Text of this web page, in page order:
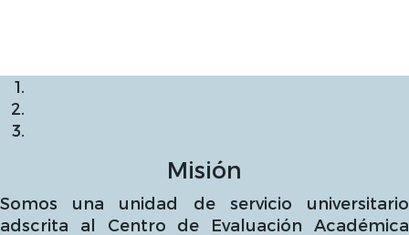
Misión
Somos una unidad de servicio universitario
adscrita al Centro de Evaluación Académica